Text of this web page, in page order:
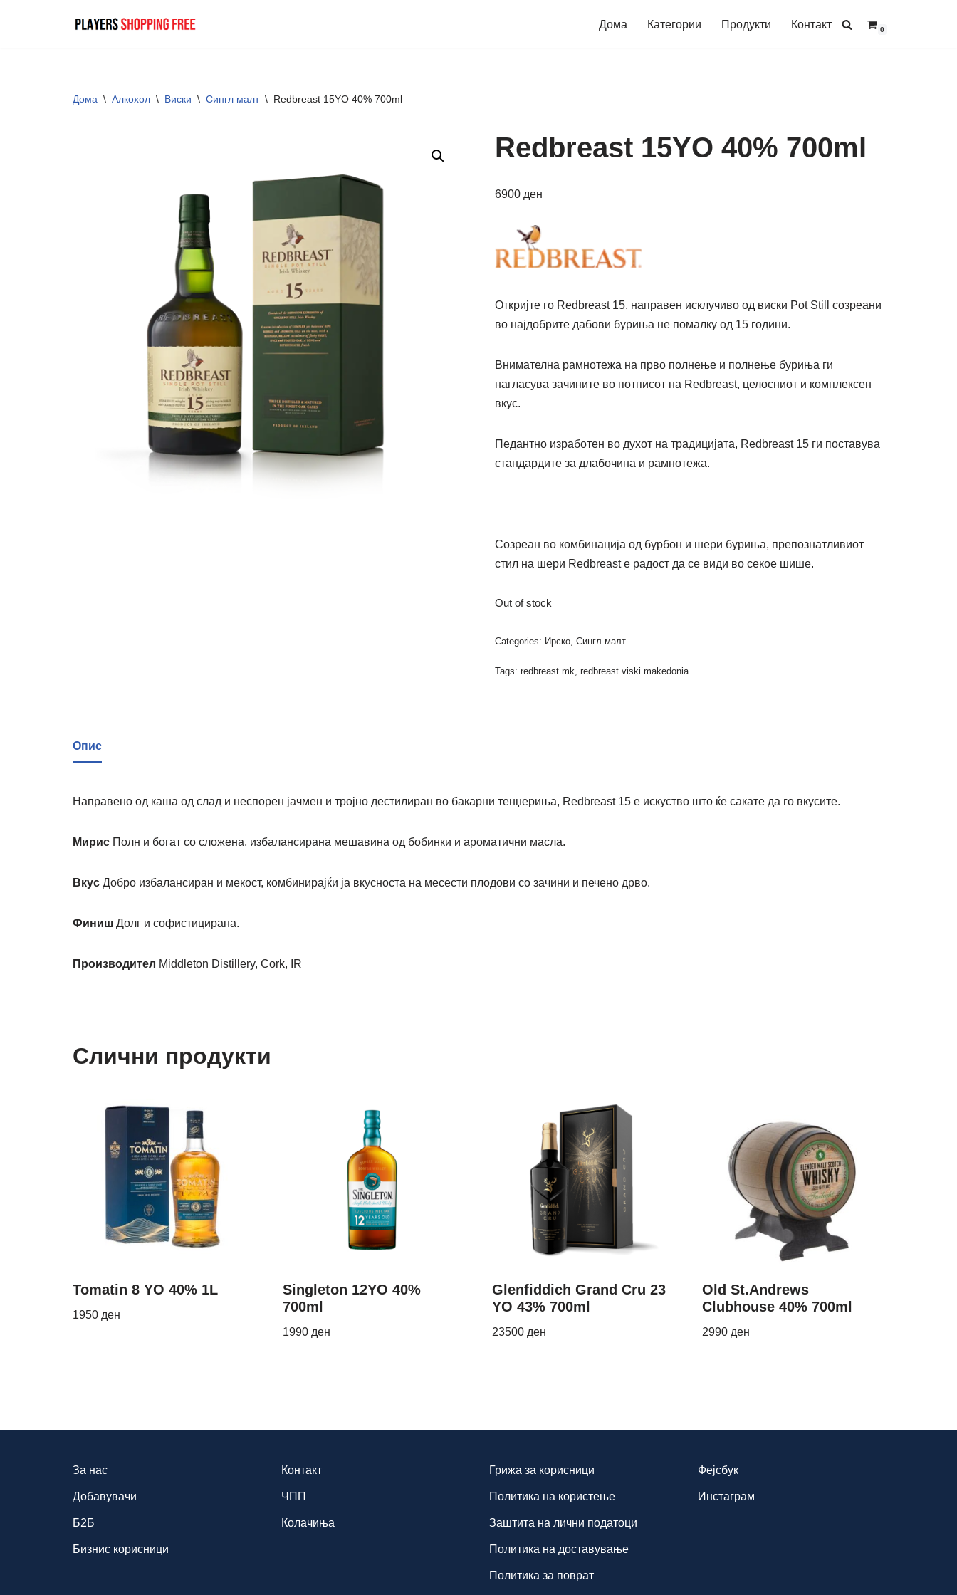
Дома Категории Продукти Контакт 0
Дома \ Алкохол \ Виски \ Сингл малт \ Redbreast 15YO 40% 700ml
Redbreast 15YO 40% 700ml
6900 ден
Откријте го Redbreast 15, направен исклучиво од виски Pot Still созреани
во најдобрите дабови буриња не помалку од 15 години.
Внимателна рамнотежа на прво полнење и полнење буриња ги
нагласува зачините во потписот на Redbreast, целосниот и комплексен
вкус.
Педантно изработен во духот на традицијата, Redbreast 15 ги поставува
стандардите за длабочина и рамнотежа.
Созреан во комбинација од бурбон и шери буриња, препознатливиот
стил на шери Redbreast е радост да се види во секое шише.
Out of stock
Categories: Ирско, Сингл малт
Tags: redbreast mk redbreast viski makedonia
Опис
Направено од каша од слад и неспорен јачмен и тројно дестилиран во бакарни тенџериња, Redbreast 15 е искуство што ќе сакате да го вкусите.
Мирис Полн и богат со сложена, избалансирана мешавина од бобинки и ароматични масла.
Вкус Добро избалансиран и мекост, комбинирајќи ја вкусноста на месести плодови со зачини и печено дрво.
Финиш Долг и софистицирана.
Производител Middleton Distillery, Cork, IR
Слични продукти
Tomatin 8 YO 40% 1L
1950 ден
Singleton 12YO 40%
700ml
1990 ден
Glenfiddich Grand Cru 23
YO 43% 700ml
23500 ден
Old St.Andrews
Clubhouse 40% 700ml
2990 ден
За нас
Добавувачи
Б2Б
Бизнис корисници
Контакт
ЧПП
Колачиња
Грижа за корисници
Политика на користење
Заштита на лични податоци
Политика на доставување
Политика за поврат
Фејсбук
Инстаграм